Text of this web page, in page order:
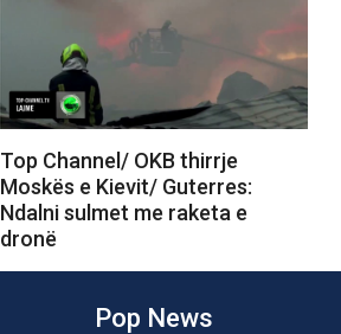
Top Channel/ OKB thirrje
Moskës e Kievit/ Guterres:
Ndalni sulmet me raketa e
dronë
Pop News